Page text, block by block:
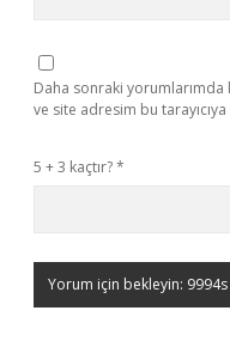
Daha sonraki yorumlarımda
ve site adresim bu
5 + 3 kaçtır?*